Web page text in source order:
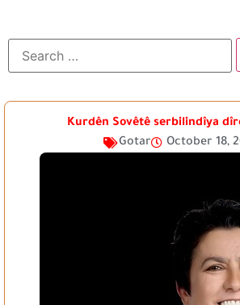
Kurdên Sovêtê serbilindîya
Gotar
October 18,